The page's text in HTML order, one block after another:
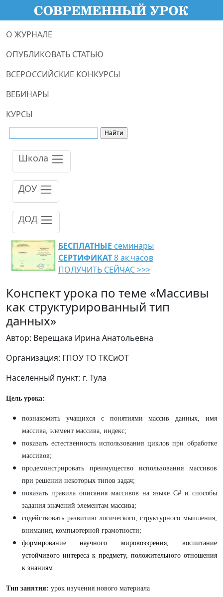
О ЖУРНАЛЕ
ОПУБЛИКОВАТЬ СТАТЬЮ
ВСЕРОССИЙСКИЕ КОНКУРСЫ
ВЕБИНАРЫ
КУРСЫ
Школа
ДОУ
ДОД
БЕСПЛАТНЫЕ семинары
СЕРТИФИКАТ8 ак.часов
ПОЛУЧИТЬ СЕЙЧАС >>>
Конспект урока по теме «Массивы
как структурированный тип
данных»
Автор: Верещака Ирина Анатольевна
Организация: ГПОУ ТО ТКСиОТ
Населенный пункт: г. Тула
Цель урока:
познакомить учащихся с понятиями массив данных, имя
массива, элемент массива, индекс;
показать естественность использования циклов при обработке
массивов;
продемонстрировать преимущество использования массивов
при решении некоторых типов задач;
показать правила описания массивов на языке C# и способы
задания значений элементам массива;
содействовать развитию логического, структурного мышления,
внимания, компьютерной грамотности;
формирование научного мировоззрения, воспитание
устойчивого интереса к предмету, положительного отношения
к знаниям
Тип занятия: урок изучения нового материала